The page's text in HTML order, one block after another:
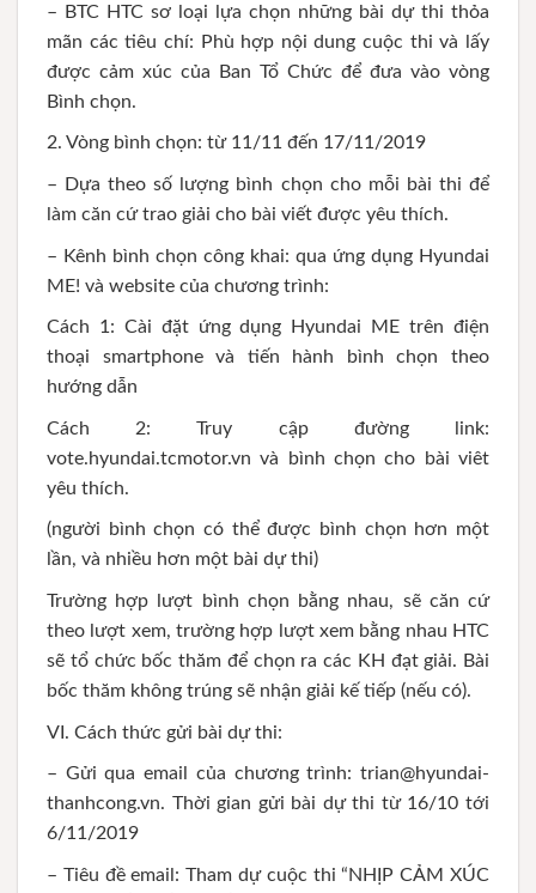
– BTC HTC sơ loại lựa chọn những bài dự thi thỏa
mãn các tiêu chí: Phù hợp nội dung cuộc thi và lấy
được cảm xúc của Ban Tổ Chức để đưa vào vòng
Bình chọn.
2. Vòng bình chọn: từ 11/11 đến 17/11/2019
– Dựa theo số lượng bình chọn cho mỗi bài thi để
làm căn cứ trao giải cho bài viết được yêu thích.
– Kênh bình chọn công khai: qua ứng dụng Hyundai
ME! và website của chương trình:
Cách 1: Cài đặt ứng dụng Hyundai ME trên điện
thoại smartphone và tiến hành bình chọn theo
hướng dẫn
Cách 2: Truy cập đường link:
vote.hyundai.tcmotor.vn và bình chọn cho bài viêt
yêu thích.
(người bình chọn có thể được bình chọn hơn một
lần, và nhiều hơn một bài dự thi)
Trường hợp lượt bình chọn bằng nhau, sẽ căn cứ
theo lượt xem, trường hợp lượt xem bằng nhau HTC
sẽ tổ chức bốc thăm để chọn ra các KH đạt giải. Bài
bốc thăm không trúng sẽ nhận giải kế tiếp (nếu có).
VI. Cách thức gửi bài dự thi:
– Gửi qua email của chương trình: trian@hyundai-
thanhcong.vn. Thời gian gửi bài dự thi từ 16/10 tới
6/11/2019
– Tiêu đề email: Tham dự cuộc thi “NHỊP CẢM XÚC